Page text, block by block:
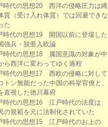
時代の思想20 西洋の侵略圧力は縄
質（受け入れ体質）では回避できな
た
時代の思想19 開国以前に登場した
強兵・脱亜入欧論
時代の思想18 属国意識の対象が中
ら西洋に変わってゆく過程
時代の思想17 西欧の侵略に対して
トン無能だった中国の科挙官僚と、
直視した徳川幕府
時代の思想16 江戸時代の法度は、
の規範を元に法制化されていた
時代の思想15 江戸時代のお上の